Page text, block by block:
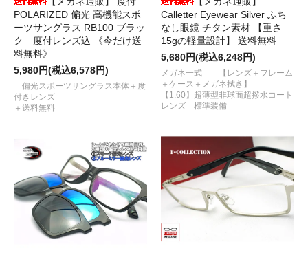
POLARIZED 偏光 高機能スポ
ーツサングラス RB100 ブラッ
ク 度付レンズ込 《今だけ送
料無料》
5,980円(税込6,578円)
偏光スポーツサングラス本体＋度
付きレンズ
＋送料無料
Calletter Eyewear Silver ふち
なし眼鏡 チタン素材 【重さ
15gの軽量設計】 送料無料
5,680円(税込6,248円)
メガネ一式 【レンズ＋フレーム
＋ケース＋メガネ拭き】
【1.60】超薄型非球面超撥水コート
レンズ 標準装備